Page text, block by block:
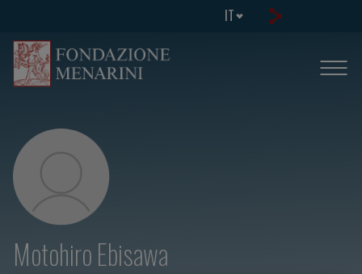
IT
Motohiro Ebisawa